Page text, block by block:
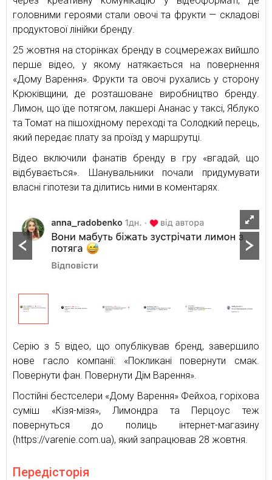
головними героями стали овочі та фрукти — складові
продуктової лінійки бренду.
25 жовтня на сторінках бренду в соцмережах вийшло
перше відео, у якому натякається на повернення
«Дому Варення». Фрукти та овочі рухались у сторону
Крюківщини, де розташоване виробництво бренду.
Лимон, що їде потягом, лакшері Ананас у таксі, Яблуко
та Томат на пішохідному переході та Солодкий перець,
який передає плату за проїзд у маршрутці.
Відео включили фанатів бренду в гру «вгадай, що
відбувається». Шанувальники почали придумувати
власні гіпотези та ділитись ними в коментарях.
Серію з 5 відео, що опублікував бренд, завершило
нове гасло компанії: «Покликані повернути смак.
Повернути фан. Повернути Дім Варення».
Постійні бестселери «Дому Варення» Фейхоа, горіхова
суміш «Кізя-мізя», Лимондра та Перцоус теж
повернуться до полиць інтернет-магазину
(https://varenie.com.ua), який запрацював 28 жовтня.
Передісторія